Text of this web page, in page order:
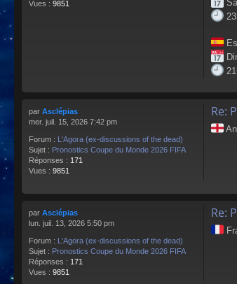
Vues : 9851
par Asclépias
mer. juil. 15, 2026 7:42 pm
Forum : L'Agora (ex-discussions of the dead)
Sujet : Pronostics Coupe du Monde 2026 FIFA
Réponses : 171
Vues : 9851
Re:
par Asclépias
lun. juil. 13, 2026 5:50 pm
Forum : L'Agora (ex-discussions of the dead)
Sujet : Pronostics Coupe du Monde 2026 FIFA
Réponses : 171
Vues : 9851
Re: